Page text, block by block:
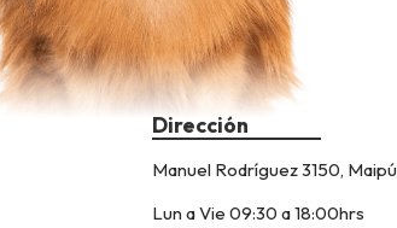
Dirección
Manuel Rodríguez 3150, Maipú
Lun a Vie 09:30 a 18:00hrs